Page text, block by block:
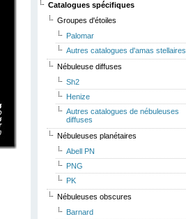
Catalogues spécifiques
Groupes d'étoiles
Palomar
Autres catalogues d'amas stellaires
Nébuleuse diffuses
Sh2
Henize
Autres catalogues de nébuleuses
diffuses
Nébuleuses planétaires
Abell PN
PNG
PK
Nébuleuses obscures
Barnard